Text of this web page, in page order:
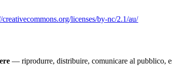
creativecommons.org/licenses/by-nc/2.1/au/
— riprodurre, distribuire, comunicare al pubblico,